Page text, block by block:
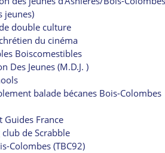
jeunes)
double culture
du cinéma
Boiscomestibles
Des Jeunes (M.D.J. )
balade bécanes Bois-Colombes
Guides France
de Scrabble
Colombes (TBC92)